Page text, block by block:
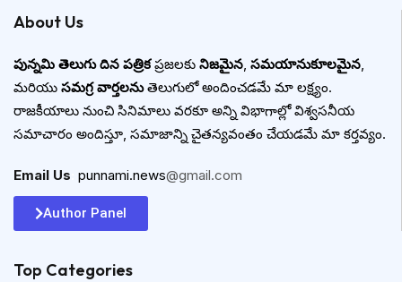
About Us
పున్నమి తెలుగు దిన పత్రికప్రజలకు నిజమైన, సమయానుకూలమైన,
మరియు సమగ్ర వార్తలనుతెలుగులో అందించడమే మా లక్ష్యం.
రాజకీయాలు నుంచి సినిమాలు వరకూ అన్ని విభాగాల్లో విశ్వసనీయ
సమాచారం అందిస్తూ, సమాజాన్ని చైతన్యవంతం చేయడమే మా కర్తవ్యం.
Email Us punnami.news@gmail.com
Author Panel
Top Categories​